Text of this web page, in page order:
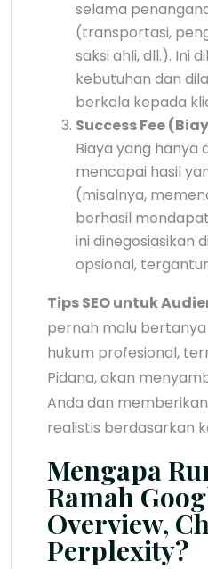
selama
(transportasi,
saksi ahli, dll.). Ini
kebutuhan dan
berkala kepada
Success Fee
Biaya yang hanya
mencapai hasil
(misalnya,
berhasil
ini dinegosiasikan
opsional,
Tips SEO untuk
pernah malu
hukum profesional,
Pidana, akan
Anda dan
realistis berdasarkan
Mengapa
Ramah
Overview,
Perplexity?